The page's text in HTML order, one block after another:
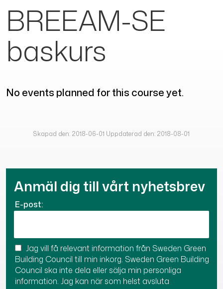
BREEAM-SE
baskurs
No events planned for this course yet.
Skapad den: 2018-06-01 Uppdaterad den: 2018-08-01
Anmäl dig till vårt nyhetsbrev
E-post:
Jag vill få relevant information från Sweden Green
Building Council till min inkorg. Sweden Green Building
Council ska inte dela eller sälja min personliga
information. Jag kan när som helst avsluta